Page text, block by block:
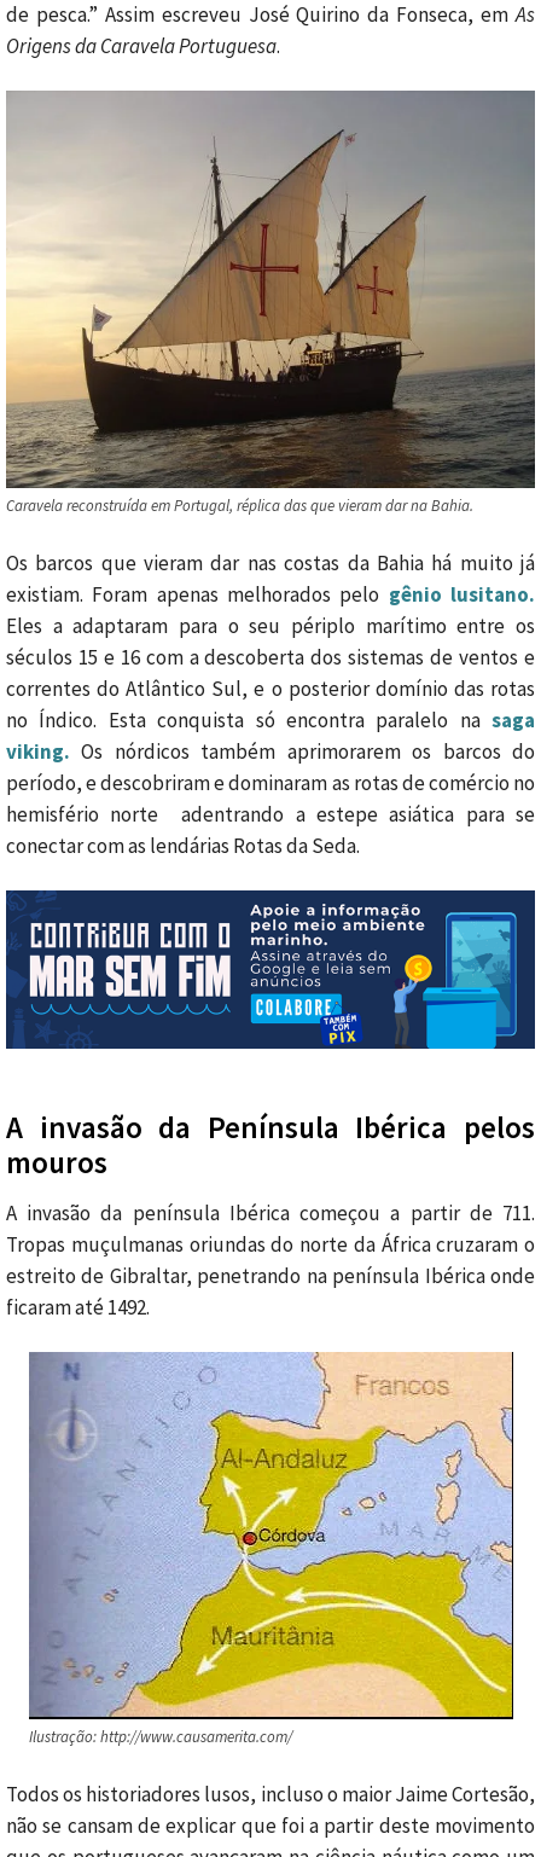
de pesca.” Assim escreveu José Quirino da Fonseca, emAs
Origens da Caravela Portuguesa.
Caravela reconstruída em Portugal, réplica das que vieram dar na Bahia.
Os barcos que vieram dar nas costas da Bahia há muito já
existiam. Foram apenas melhorados pelo gênio lusitano.
Eles a adaptaram para o seu périplo marítimo entre os
séculos 15 e 16 com a descoberta dos sistemas de ventos e
correntes do Atlântico Sul, e o posterior domínio das rotas
no Índico. Esta conquista só encontra paralelo na saga
viking. Os nórdicos também aprimorarem os barcos do
período, e descobriram e dominaram as rotas de comércio no
hemisfério norte adentrando a estepe asiática para se
conectar com as lendárias Rotas da Seda.
A invasão da Península Ibérica pelos
mouros
A invasão da península Ibérica começou a partir de 711.
Tropas muçulmanas oriundas do norte da África cruzaram o
estreito de Gibraltar, penetrando na península Ibérica onde
ficaram até 1492.
Ilustração: http://www.causamerita.com/
Todos os historiadores lusos, incluso o maior Jaime Cortesão,
não se cansam de explicar que foi a partir deste movimento